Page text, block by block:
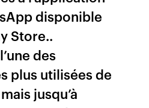
disponible
Store..
des
plus utilisées de
jusqu’à